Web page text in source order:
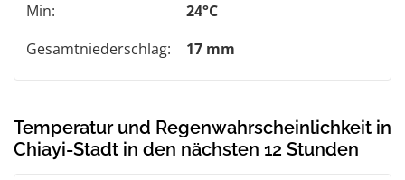
Min:
24°C
Gesamtniederschlag:
17 mm
Temperatur und Regenwahrscheinlichkeit in
Chiayi-Stadt in den nächsten 12 Stunden